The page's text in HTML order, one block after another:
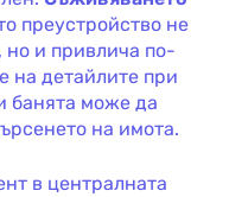
преустройство не
но и привлича по-
на детайлите при
банята може да
на имота.
в централната